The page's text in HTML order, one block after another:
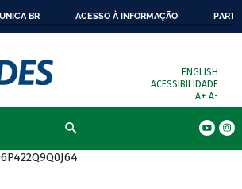
BR ACESSO À INFORMAÇÃO
ENGLISH
ACESSIBILIDADE
A+ A-